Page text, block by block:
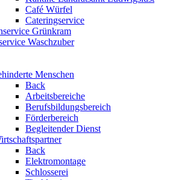
Café Würfel
Cateringservice
Grünkram
Waschzuber
Menschen
Back
Arbeitsbereiche
Berufsbildungsbereich
Förderbereich
Begleitender Dienst
Back
Elektromontage
Schlosserei